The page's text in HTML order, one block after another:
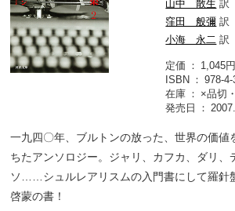
山中 散生 訳
窪田 般彌 訳
小海 永二 訳
定価
1,045
ISBN
978-
在庫
×品切
発売日
一九四〇年、ブルトンの放った、世界の価値
ちたアンソロジー。ジャリ、カフカ、ダリ、
ソ……シュルレアリスムの入門書にして羅針
啓蒙の書！